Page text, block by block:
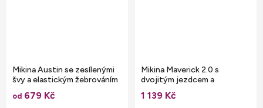
Mikina Austin se zesílenými
švy a elastickým žebrováním
od 679 Kč
Mikina Maverick 2.0 s
dvojitým jezdcem a
konstrastním lemem
1 139 Kč